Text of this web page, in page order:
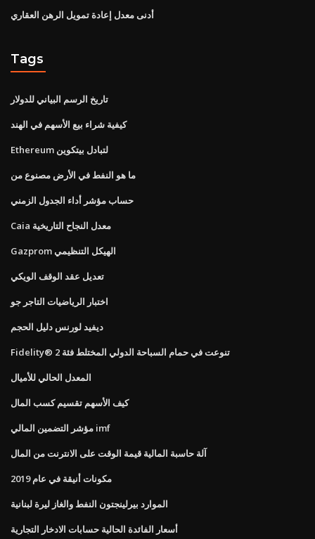
أدنى معدل إعادة تمويل الرهن العقاري
Tags
تاريخ الرسم البياني للدولار
كيفية شراء بيع الأسهم في الهند
Ethereum لتبادل بيتكوين
ما هو النفط في الأرض مصنوع من
حساب مؤشر أداء الجدول الزمني
Caia معدل النجاح التاريخية
Gazprom الهيكل التنظيمي
تعديل عقد الوقف الويكي
اختبار الرياضيات التاجر جو
ديفيد لورنس دليل الحجم
Fidelity® تنوعت في حمام السباحة الدولي المختلط فئة 2
المعدل الحالي للأميال
كيف الأسهم تقسيم كسب المال
مؤشر التضمين المالي imf
آلة حاسبة المالية قيمة الوقت على الانترنت من المال
مكونات أنيقة في عام 2019
الموارد بيرلينجتون النفط والغاز ليرة لبنانية
أسعار الفائدة الحالية حسابات الادخار التجارية